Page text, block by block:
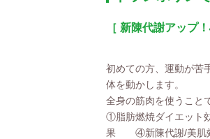
［ 新陳代謝アップ
初めての方、運動が苦
体を動かします。
全身の筋肉を使うこと
①脂肪燃焼ダイエッ
果 ④新陳代謝/美肌